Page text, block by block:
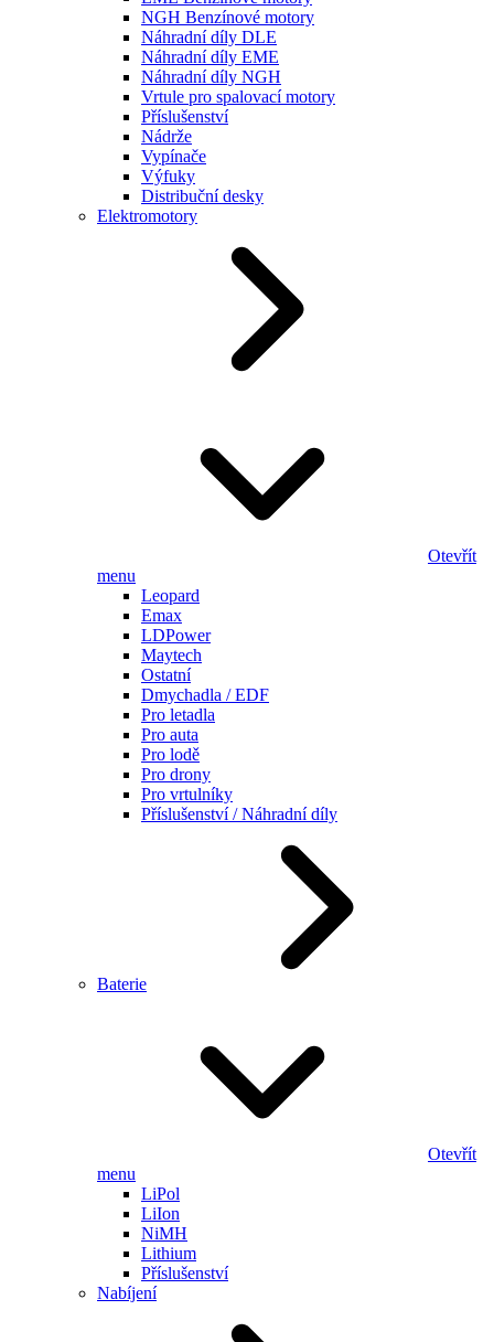
NGH Benzínové motory
Náhradní díly DLE
Náhradní díly EME
Náhradní díly NGH
Vrtule pro spalovací motory
Příslušenství
Nádrže
Vypínače
Výfuky
Distribuční desky
Elektromotory
Otevřít
menu
Leopard
Emax
LDPower
Maytech
Ostatní
Dmychadla / EDF
Pro letadla
Pro auta
Pro lodě
Pro drony
Pro vrtulníky
Příslušenství / Náhradní díly
Baterie
Otevřít
menu
LiPol
LiIon
NiMH
Lithium
Příslušenství
Nabíjení